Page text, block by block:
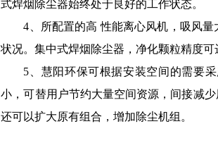
式焊烟除尘器始终处于良好的工作状态。
4、所配置的高 性能离心风机，吸风
状况。集中式焊烟除尘器，净化颗粒精度可
5、慧阳环保可根据安装空间的需要
小，可替用户节约大量空间资源，间接减
还可以扩大原有组合，增加除尘机组。